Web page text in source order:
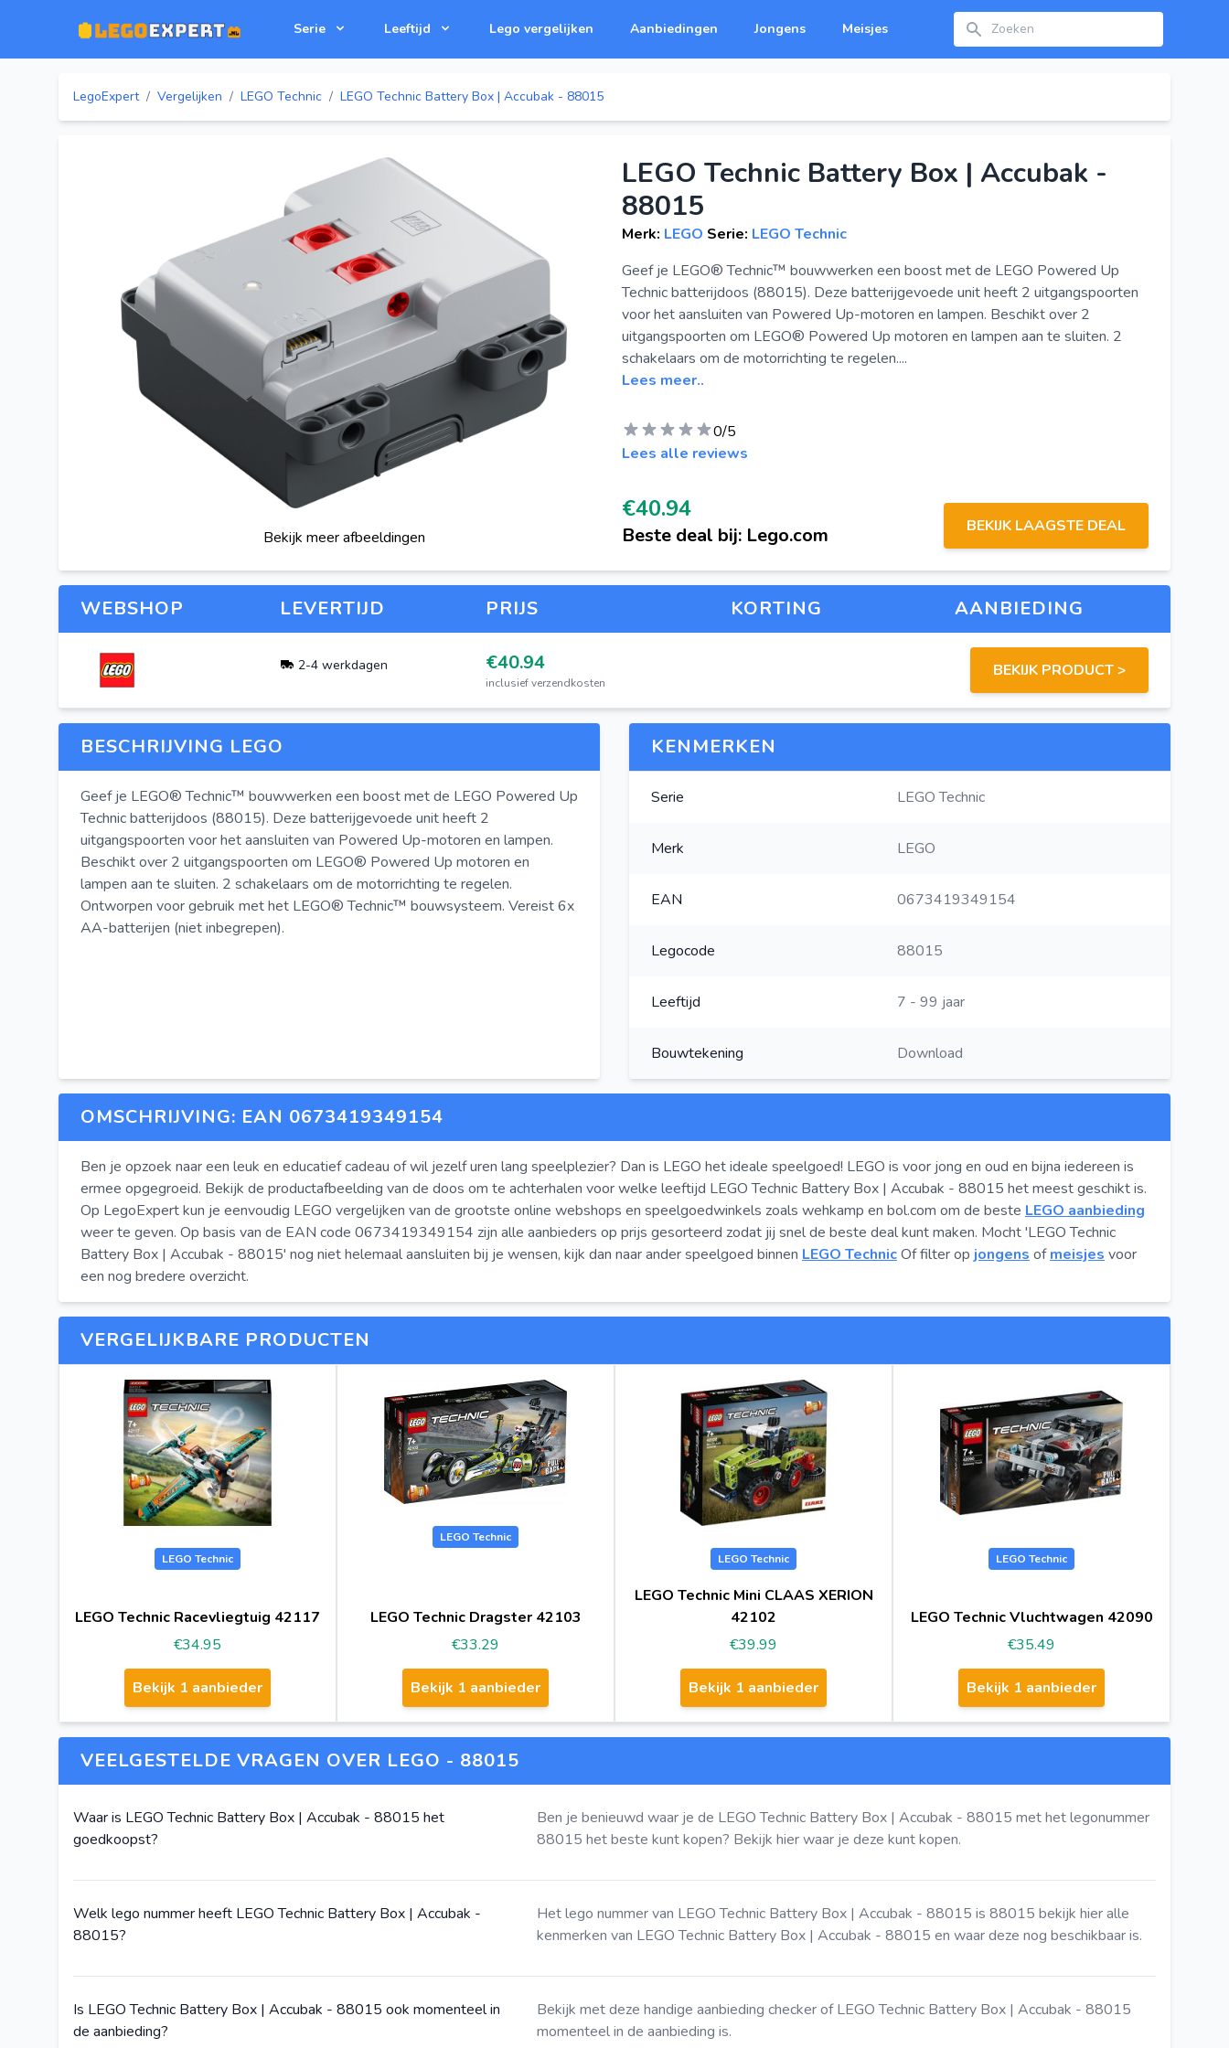
Serie Leeftijd Lego vergelijken Aanbiedingen Jongens Meisjes Zoeken
LegoExpert / Vergelijken / LEGO Technic / LEGO Technic Battery Box | Accubak - 88015
Bekijk meer afbeeldingen
LEGO Technic Battery Box | Accubak -
88015
Merk: LEGO Serie: LEGO Technic
Geef je LEGO® Technic™ bouwwerken een boost met de LEGO Powered Up
Technic batterijdoos (88015). Deze batterijgevoede unit heeft 2 uitgangspoorten
voor het aansluiten van Powered Up-motoren en lampen. Beschikt over 2
uitgangspoorten om LEGO® Powered Up motoren en lampen aan te sluiten. 2
schakelaars om de motorrichting te regelen....
Lees meer..
0/5
Lees alle reviews
€40.94
Beste deal bij: Lego.com BEKIJK LAAGSTE DEAL
WEBSHOP LEVERTIJD PRIJS KORTING AANBIEDING
2-4 werkdagen €40.94
inclusief verzendkosten
BEKIJK PRODUCT >
BESCHRIJVING LEGO
Geef je LEGO® Technic™ bouwwerken een boost met de LEGO Powered Up
Technic batterijdoos (88015). Deze batterijgevoede unit heeft 2
uitgangspoorten voor het aansluiten van Powered Up-motoren en lampen.
Beschikt over 2 uitgangspoorten om LEGO® Powered Up motoren en
lampen aan te sluiten. 2 schakelaars om de motorrichting te regelen.
Ontworpen voor gebruik met het LEGO® Technic™ bouwsysteem. Vereist 6x
AA-batterijen (niet inbegrepen).
KENMERKEN
Serie LEGO Technic
Merk LEGO
EAN 0673419349154
Legocode 88015
Leeftijd 7 - 99 jaar
Bouwtekening Download
OMSCHRIJVING: EAN 0673419349154
Ben je opzoek naar een leuk en educatief cadeau of wil jezelf uren lang speelplezier? Dan is LEGO het ideale speelgoed! LEGO is voor jong en oud en bijna iedereen is
ermee opgegroeid. Bekijk de productafbeelding van de doos om te achterhalen voor welke leeftijd LEGO Technic Battery Box | Accubak - 88015 het meest geschikt is.
Op LegoExpert kun je eenvoudig LEGO vergelijken van de grootste online webshops en speelgoedwinkels zoals wehkamp en bol.com om de beste LEGO aanbieding
weer te geven. Op basis van de EAN code 0673419349154 zijn alle aanbieders op prijs gesorteerd zodat jij snel de beste deal kunt maken. Mocht 'LEGO Technic
Battery Box | Accubak - 88015' nog niet helemaal aansluiten bij je wensen, kijk dan naar ander speelgoed binnen LEGO TechnicOf filter op jongens ofmeisjes voor
een nog bredere overzicht.
VERGELIJKBARE PRODUCTEN
LEGO Technic
LEGO Technic Racevliegtuig 42117
€34.95
Bekijk 1 aanbieder
LEGO Technic
LEGO Technic Dragster 42103
€33.29
Bekijk 1 aanbieder
LEGO Technic
LEGO Technic Mini CLAAS XERION
42102
€39.99
Bekijk 1 aanbieder
LEGO Technic
LEGO Technic Vluchtwagen 42090
€35.49
Bekijk 1 aanbieder
VEELGESTELDE VRAGEN OVER LEGO - 88015
Waar is LEGO Technic Battery Box | Accubak - 88015 het
goedkoopst?
Ben je benieuwd waar je de LEGO Technic Battery Box | Accubak - 88015 met het legonummer
88015 het beste kunt kopen? Bekijk hierwaar je deze kunt kopen.
Welk lego nummer heeft LEGO Technic Battery Box | Accubak -
88015?
Het lego nummer van LEGO Technic Battery Box | Accubak - 88015 is 88015 bekijk hieralle
kenmerken van LEGO Technic Battery Box | Accubak - 88015 en waar deze nog beschikbaar is.
Is LEGO Technic Battery Box | Accubak - 88015 ook momenteel in
de aanbieding?
Bekijk met deze handige aanbieding checkerof LEGO Technic Battery Box | Accubak - 88015
momenteel in de aanbieding is.